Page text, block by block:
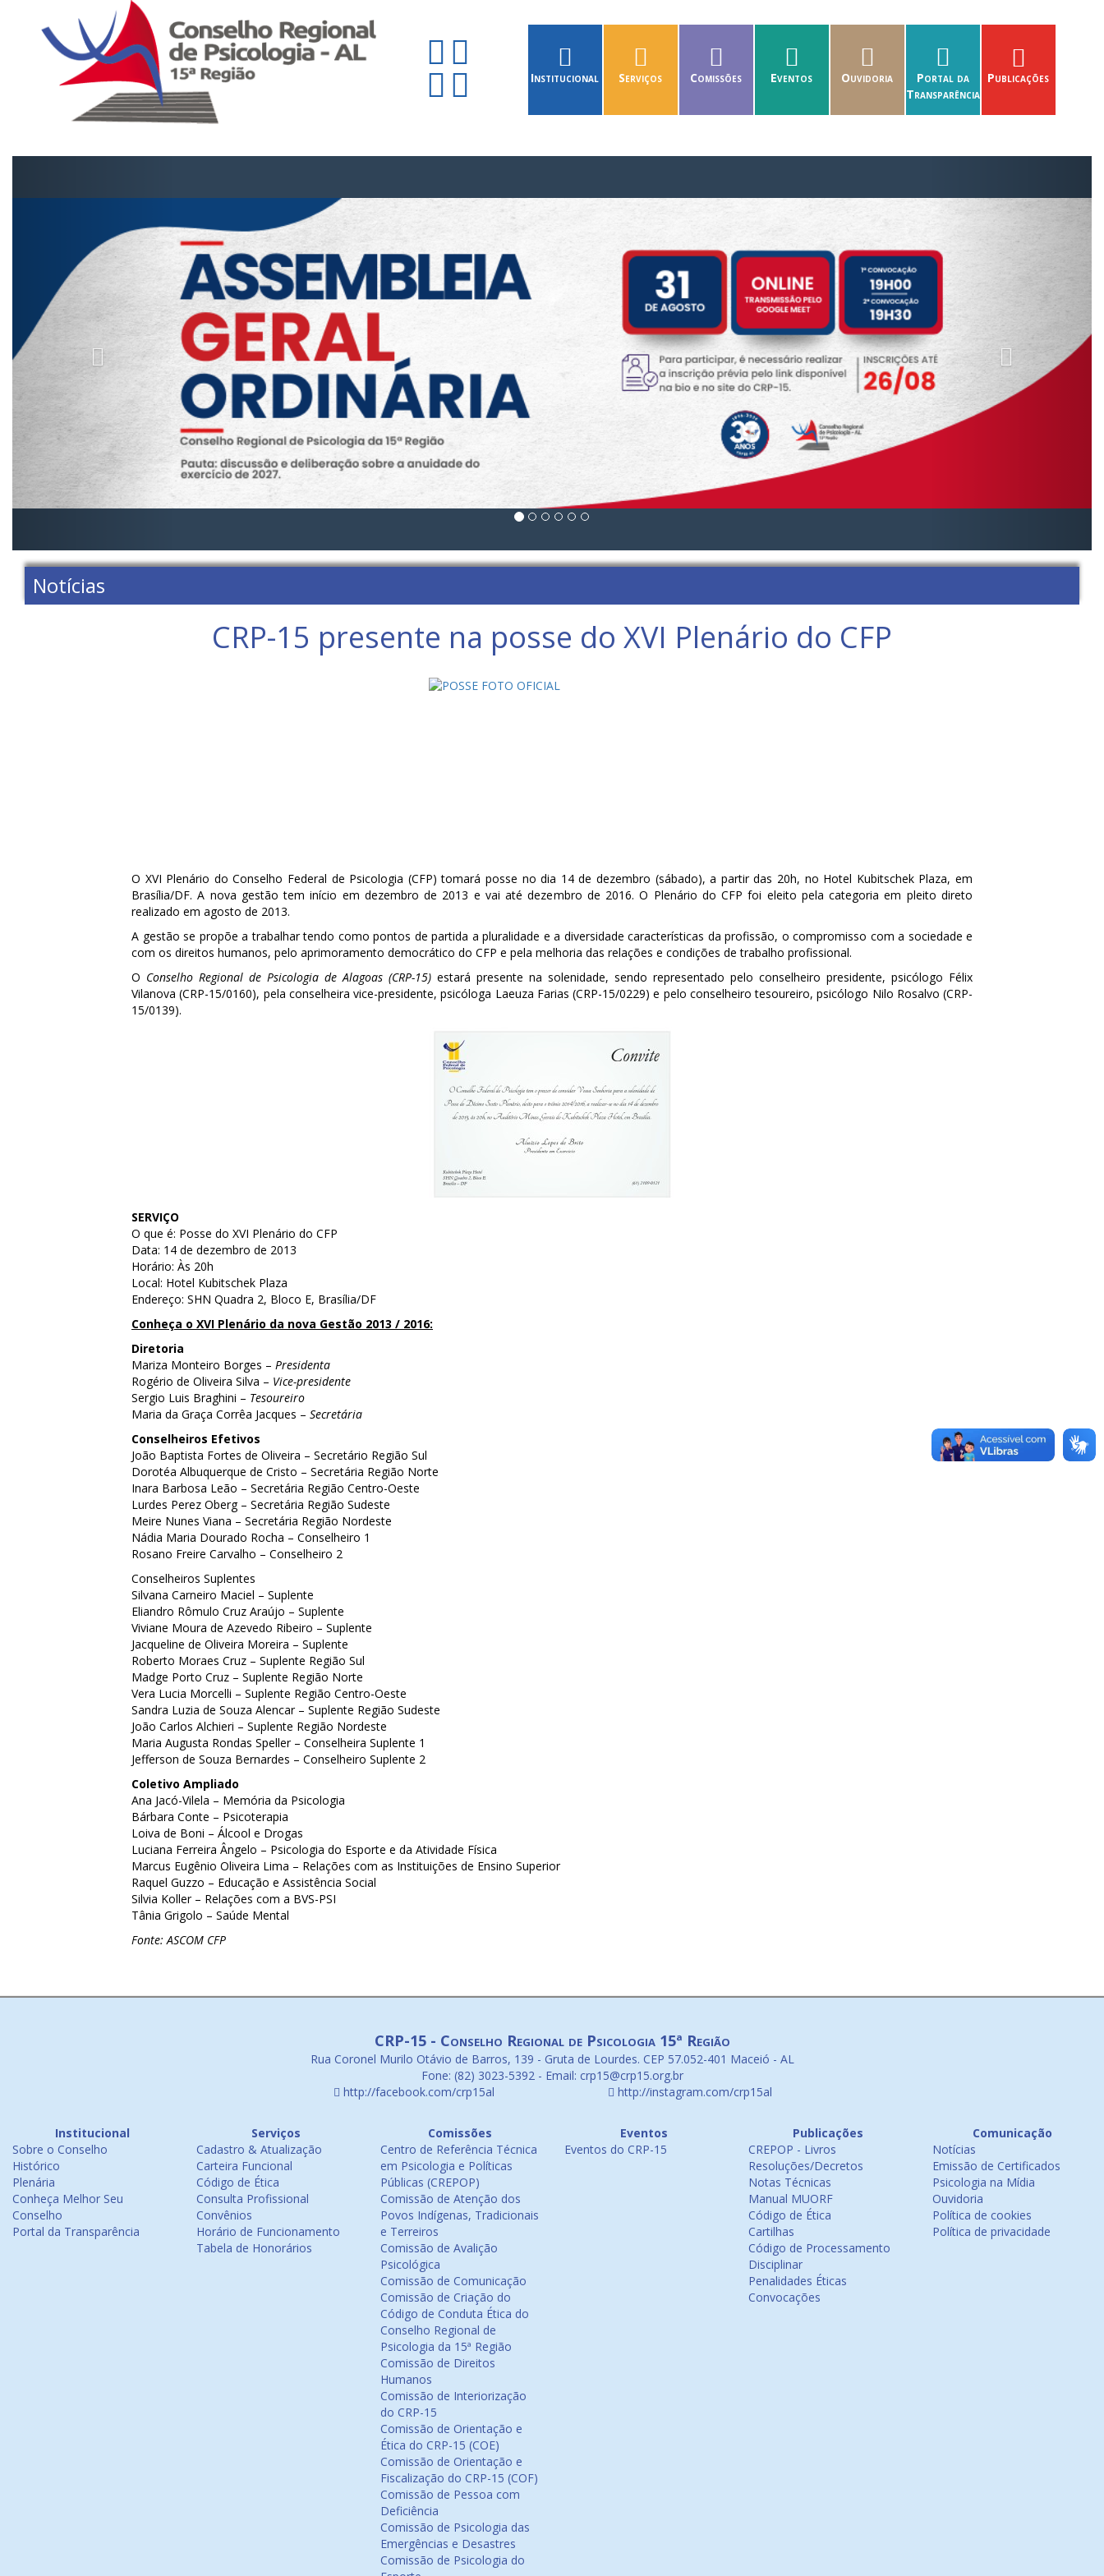
Institucional Serviços Comissões Eventos Ouvidoria
Portal da
Transparência
Publicações
Notícias
CRP-15 presente na posse do XVI Plenário do CFP
O XVI Plenário do Conselho Federal de Psicologia (CFP) tomará posse no dia 14 de dezembro (sábado), a partir das 20h, no Hotel Kubitschek Plaza, em
Brasília/DF. A nova gestão tem início em dezembro de 2013 e vai até dezembro de 2016. O Plenário do CFP foi eleito pela categoria em pleito direto
realizado em agosto de 2013.
A gestão se propõe a trabalhar tendo como pontos de partida a pluralidade e a diversidade características da profissão, o compromisso com a sociedade e
com os direitos humanos, pelo aprimoramento democrático do CFP e pela melhoria das relações e condições de trabalho profissional.
O Conselho Regional de Psicologia de Alagoas (CRP-15) estará presente na solenidade, sendo representado pelo conselheiro presidente, psicólogo Félix
Vilanova (CRP-15/0160), pela conselheira vice-presidente, psicóloga Laeuza Farias (CRP-15/0229) e pelo conselheiro tesoureiro, psicólogo Nilo Rosalvo (CRP-
15/0139).
SERVIÇO
O que é: Posse do XVI Plenário do CFP
Data: 14 de dezembro de 2013
Horário: Às 20h
Local: Hotel Kubitschek Plaza
Endereço: SHN Quadra 2, Bloco E, Brasília/DF
Conheça o XVI Plenário da nova Gestão 2013 / 2016:
Diretoria
Mariza Monteiro Borges – Presidenta
Rogério de Oliveira Silva – Vice-presidente
Sergio Luis Braghini – Tesoureiro
Maria da Graça Corrêa Jacques – Secretária
Conselheiros Efetivos
João Baptista Fortes de Oliveira – Secretário Região Sul
Dorotéa Albuquerque de Cristo – Secretária Região Norte
Inara Barbosa Leão – Secretária Região Centro-Oeste
Lurdes Perez Oberg – Secretária Região Sudeste
Meire Nunes Viana – Secretária Região Nordeste
Nádia Maria Dourado Rocha – Conselheiro 1
Rosano Freire Carvalho – Conselheiro 2
Conselheiros Suplentes
Silvana Carneiro Maciel – Suplente
Eliandro Rômulo Cruz Araújo – Suplente
Viviane Moura de Azevedo Ribeiro – Suplente
Jacqueline de Oliveira Moreira – Suplente
Roberto Moraes Cruz – Suplente Região Sul
Madge Porto Cruz – Suplente Região Norte
Vera Lucia Morcelli – Suplente Região Centro-Oeste
Sandra Luzia de Souza Alencar – Suplente Região Sudeste
João Carlos Alchieri – Suplente Região Nordeste
Maria Augusta Rondas Speller – Conselheira Suplente 1
Jefferson de Souza Bernardes – Conselheiro Suplente 2
Coletivo Ampliado
Ana Jacó-Vilela – Memória da Psicologia
Bárbara Conte – Psicoterapia
Loiva de Boni – Álcool e Drogas
Luciana Ferreira Ângelo – Psicologia do Esporte e da Atividade Física
Marcus Eugênio Oliveira Lima – Relações com as Instituições de Ensino Superior
Raquel Guzzo – Educação e Assistência Social
Silvia Koller – Relações com a BVS-PSI
Tânia Grigolo – Saúde Mental
Fonte: ASCOM CFP
CRP-15 - Conselho Regional de Psicologia 15ª Região
Rua Coronel Murilo Otávio de Barros, 139 - Gruta de Lourdes. CEP 57.052-401 Maceió - AL
Fone: (82) 3023-5392 - Email: crp15@crp15.org.br
http://facebook.com/crp15al
http://instagram.com/crp15al
Institucional
Sobre o Conselho
Histórico
Plenária
Conheça Melhor Seu
Conselho
Portal da Transparência
Serviços
Cadastro & Atualização
Carteira Funcional
Código de Ética
Consulta Profissional
Convênios
Horário de Funcionamento
Tabela de Honorários
Comissões
Centro de Referência Técnica
em Psicologia e Políticas
Públicas (CREPOP)
Comissão de Atenção dos
Povos Indígenas, Tradicionais
e Terreiros
Comissão de Avalição
Psicológica
Comissão de Comunicação
Comissão de Criação do
Código de Conduta Ética do
Conselho Regional de
Psicologia da 15ª Região
Comissão de Direitos
Humanos
Comissão de Interiorização
do CRP-15
Comissão de Orientação e
Ética do CRP-15 (COE)
Comissão de Orientação e
Fiscalização do CRP-15 (COF)
Comissão de Pessoa com
Deficiência
Comissão de Psicologia das
Emergências e Desastres
Comissão de Psicologia do
Eventos
Eventos do CRP-15
Publicações
CREPOP - Livros
Resoluções/Decretos
Notas Técnicas
Manual MUORF
Código de Ética
Cartilhas
Código de Processamento
Disciplinar
Penalidades Éticas
Convocações
Comunicação
Notícias
Emissão de Certificados
Psicologia na Mídia
Ouvidoria
Política de cookies
Política de privacidade